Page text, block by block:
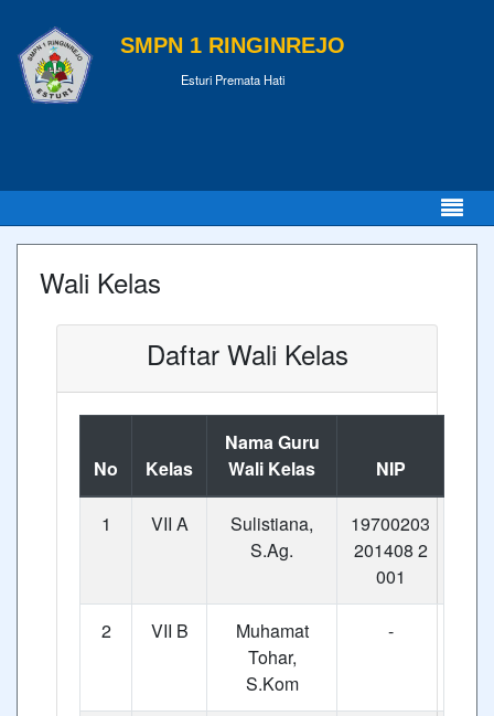
SMPN 1 RINGINREJO
Esturi Premata Hati
Wali Kelas
Daftar Wali Kelas
No Kelas
Nama Guru
Wali Kelas
NIP
1 VII A
Sulistiana,
S.Ag.
19700203
201408 2
001
2 VII B
Muhamat
Tohar,
S.Kom
-